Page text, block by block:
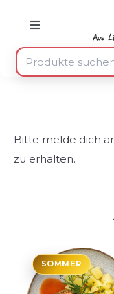
content
Toggle
Navigation
Warenkorb
Medizinprodukte
Suche
Bitte melde dich
zu erhalten.
SOMMER